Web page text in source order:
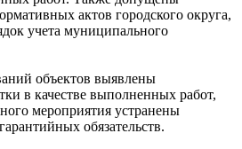
актов городского округа,
учета муниципального
объектов выявлены
в качестве выполненных работ,
мероприятия устранены
обязательств.